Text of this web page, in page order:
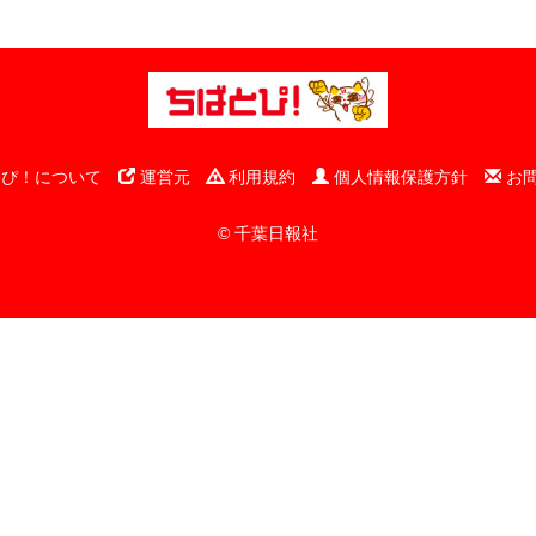
！について 運営元 利用規約 個人情報保護方針 お
© 千葉日報社